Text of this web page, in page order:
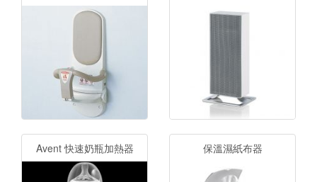
Avent 快速奶瓶加熱器 保溫濕紙布器